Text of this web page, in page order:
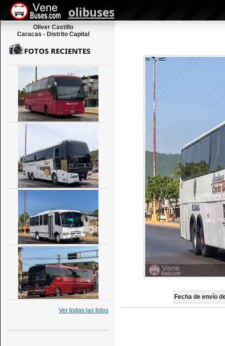
olibuses
Oliver Castillo
Caracas - Distrito Capital
Fecha de envío
FOTOS RECIENTES
Ver todas las fotos